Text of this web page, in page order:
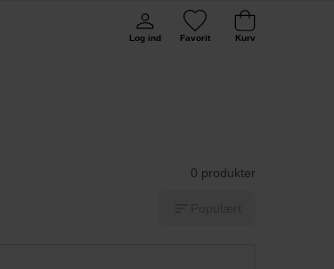
Log ind Favorit Kurv
0 produkter